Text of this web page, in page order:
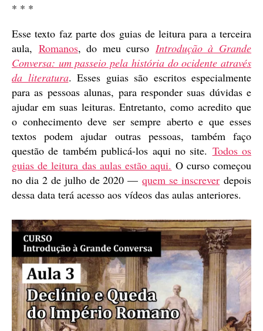
* * *
Esse texto faz parte dos guias de leitura para a terceira
aula, Romanos, do meu curso Introdução à Grande
Conversa: um passeio pela história do ocidente através
da literatura. Esses guias são escritos especialmente
para as pessoas alunas, para responder suas dúvidas e
ajudar em suas leituras. Entretanto, como acredito que
o conhecimento deve ser sempre aberto e que esses
textos podem ajudar outras pessoas, também faço
questão de também publicá-los aqui no site. Todos os
guias de leitura das aulas estão aqui. O curso começou
no dia 2 de julho de 2020 —quem se inscrever depois
dessa data terá acesso aos vídeos das aulas anteriores.